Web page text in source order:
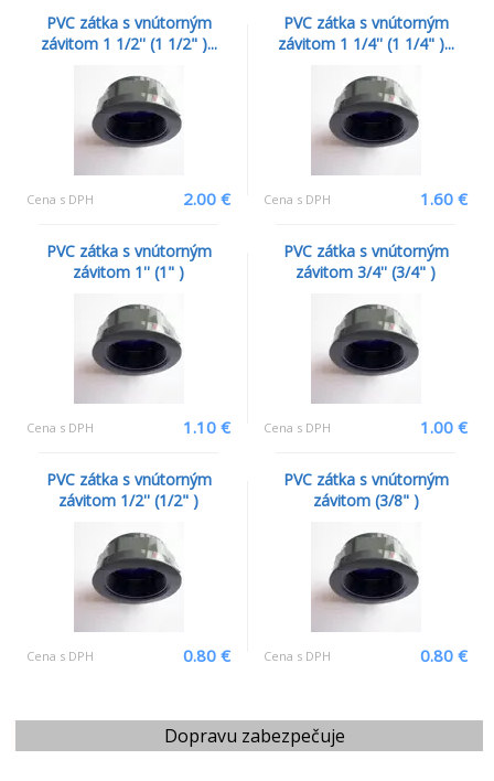
Dopravu zabezpečuje
PVC zátka s vnútorným
závitom 1 1/2'' (1 1/2" )...
Cena s DPH 2.00 €
PVC zátka s vnútorným
závitom 1 1/4'' (1 1/4" )...
Cena s DPH 1.60 €
PVC zátka s vnútorným
závitom 1'' (1" )
Cena s DPH 1.10 €
PVC zátka s vnútorným
závitom 3/4'' (3/4" )
Cena s DPH 1.00 €
PVC zátka s vnútorným
závitom 1/2'' (1/2" )
Cena s DPH 0.80 €
PVC zátka s vnútorným
závitom (3/8" )
Cena s DPH 0.80 €